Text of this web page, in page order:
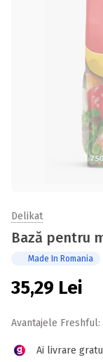
Delikat
Bază pentru
Made In Romania
35,29 Lei
Avantajele Freshful:
Ai livrare